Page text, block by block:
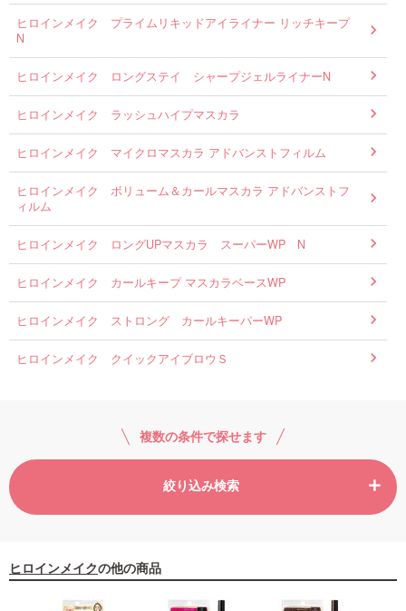
ヒロインメイク プライムリキッドアイライナー リッチキープ
N
ヒロインメイク ロングステイ シャープジェルライナーN
ヒロインメイク ラッシュハイプマスカラ
ヒロインメイク マイクロマスカラ アドバンストフィルム
ヒロインメイク ボリューム＆カールマスカラ アドバンストフ
ィルム
ヒロインメイク ロングUPマスカラ スーパーWP N
ヒロインメイク カールキープ マスカラベースWP
ヒロインメイク ストロング カールキーパーWP
ヒロインメイク クイックアイブロウＳ
複数の条件で探せます
絞り込み検索
ヒロインメイクの他の商品